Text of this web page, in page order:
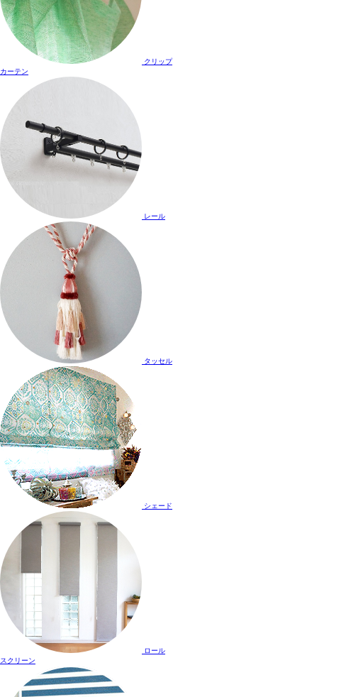
クリップ
カーテン
レール
タッセル
シェード
ロール
スクリーン